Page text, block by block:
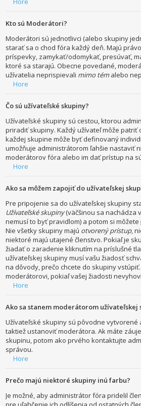
Kto sú Moderátori?
Moderátori sú jednotlivci (alebo skupiny
starať sa o chod fóra každý deň. Majú
príspevky, zamykať/odomykať, presúvať,
ktoré sa starajú. Obecne povedané,
užívatelia neprispievali mimo témalebo
Hore
Čo sú užívateľské skupiny?
Užívateľské skupiny sú cestou, ktorou
priradiť skupiny. Každý užívateľ môže patriť
každej skupine môže byť definovaný
umožňuje administrátorom ľahšie nastaviť
moderátorov fóra alebo im dať prístup na
Hore
Ako sa môžem zapojiť do užívateľskej
Pre pripojenie sa do užívateľskej skupiny
Užívateľské skupiny(väčšinou sa nachádza
nemusí to byť pravidlom) a potom si
Nie všetky skupiny majú otvorený prístup,
niektoré majú utajené členstvo. Pokiaľ je
žiadať o zaradenie kliknutím na príslušné
užívateľskej skupiny musí vašu žiadosť
na dôvody, prečo chcete do skupiny
moderátorovi, pokiaľ vašej žiadosti
Hore
Ako sa stanem moderátorom užívateľskej
Užívateľské skupiny sú pôvodne vytvorené
taktiež ustanoviť moderátora. Ak máte
skupinu, potom ako prvého kontaktujte
správou.
Hore
Prečo majú niektoré skupiny inú farbu?
Je možné, aby administrátor fóra pridelil